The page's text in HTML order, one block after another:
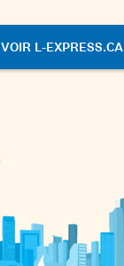
VOIR L-EXPRESS.CA